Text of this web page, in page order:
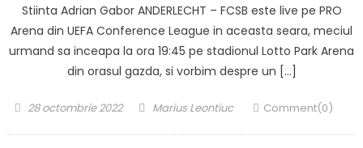
Stiinta Adrian Gabor ANDERLECHT – FCSB este live pe PRO
Arena din UEFA Conference League in aceasta seara, meciul
urmand sa inceapa la ora 19:45 pe stadionul Lotto Park Arena
din orasul gazda, si vorbim despre un […]
Posted
28 octombrie 2022 Author
Marius Leontiuc Comment(0)